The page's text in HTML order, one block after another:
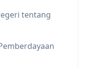
tentang